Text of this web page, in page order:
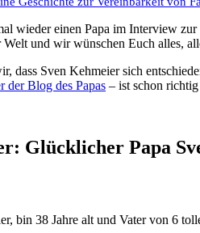
und wir wünschen Euch alles,
dass Sven Kehmeier sich
der Blog des Papas – ist schon
bin 38 Jahre alt und Vater von 6